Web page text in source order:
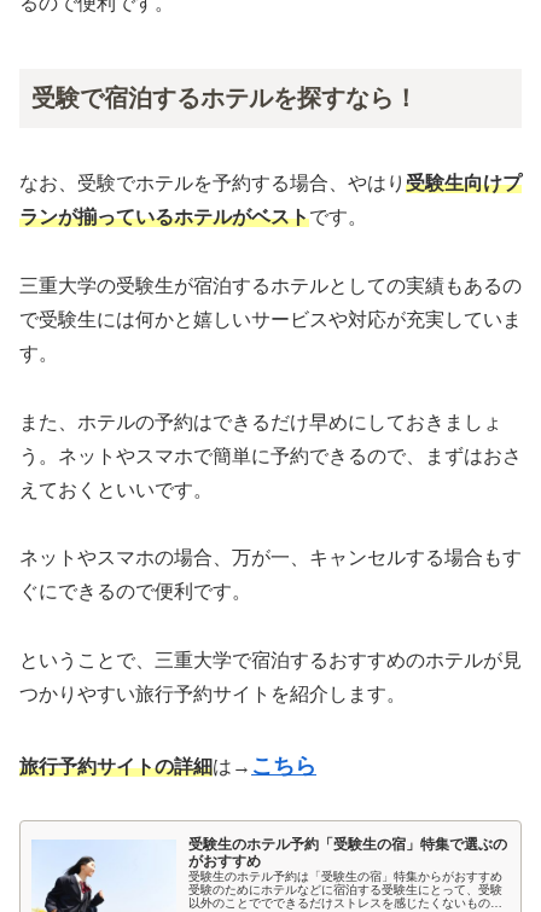
受験で宿泊するホテルを探すなら！
なお、受験でホテルを予約する場合、やはり 受験生向けプ
ランが揃っているホテルがベストです。
三重大学の受験生が宿泊するホテルとしての実績もあるの
で受験生には何かと嬉しいサービスや対応が充実していま
す。
また、ホテルの予約はできるだけ早めにしておきましょ
う。ネットやスマホで簡単に予約できるので、まずはおさ
えておくといいです。
ネットやスマホの場合、万が一、キャンセルする場合もす
ぐにできるので便利です。
ということで、三重大学で宿泊するおすすめのホテルが見
つかりやすい旅行予約サイトを紹介します。
旅行予約サイトの詳細は→ こちら
受験生のホテル予約「受験生の宿」特集で選ぶの
がおすすめ
受験生のホテル予約は「受験生の宿」特集からがおすすめ
受験のためにホテルなどに宿泊する受験生にとって、受験
以外のことででできるだけストレスを感じたくないもので